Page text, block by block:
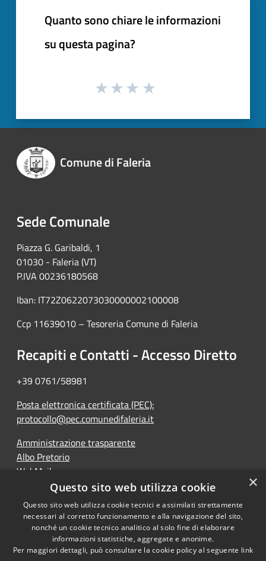
Quanto sono chiare le informazioni
su questa pagina?
Comune di Faleria
Sede Comunale
Piazza G. Garibaldi, 1
01030 - Faleria (VT)
P.IVA 00236180568
Iban: IT72Z0622073030000002100008
Ccp 11639010 – Tesoreria Comune di Faleria
Recapiti e Contatti - Accesso Diretto
+39 0761/58981
Posta elettronica certificata (PEC):
protocollo@pec.comunedifaleria.it
Amministrazione trasparente
Albo Pretorio
WebMail
Dichiarazione di accessibilità
Accessibilità
Copyright © 2026 • Comune di
Faleria • Powered by
×
Questo sito web utilizza cookie
Questo sito web utilizza cookie tecnici e assimilati strettamente
necessari al corretto funzionamento e alla navigazione del sito,
nonché un cookie tecnico analitico al solo fine di elaborare
informazioni statistiche, aggregate e anonime.
Per maggiori dettagli, può consultare la cookie policy al seguente link